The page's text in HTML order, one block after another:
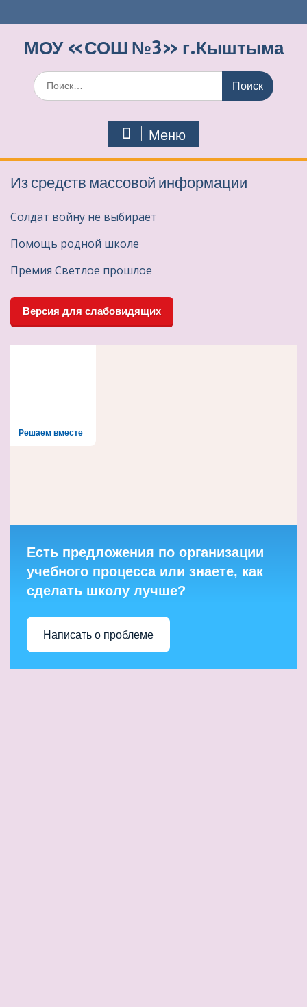
к
МОУ «СОШ №3» г.Кыштыма
Поиск
по:
Меню
Из средств массовой информации
Солдат войну не выбирает
Помощь родной школе
Премия Светлое прошлое
Версия для слабовидящих
Решаем вместе
Есть предложения по организации
учебного процесса или знаете, как
сделать школу лучше?
Написать о проблеме